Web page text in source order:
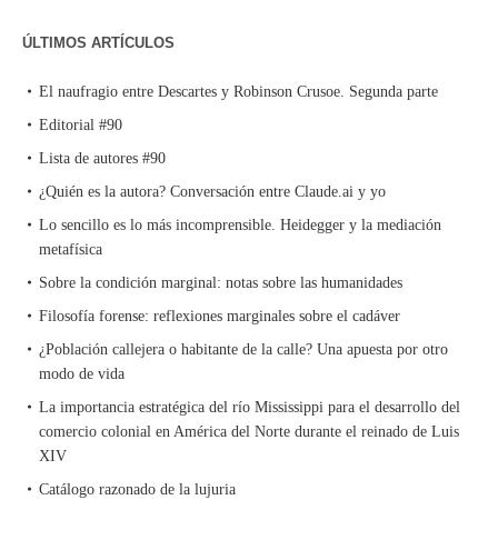
ÚLTIMOS ARTÍCULOS
El naufragio entre Descartes y Robinson Crusoe. Segunda parte
Editorial #90
Lista de autores #90
¿Quién es la autora? Conversación entre Claude.ai y yo
Lo sencillo es lo más incomprensible. Heidegger y la mediación
metafísica
Sobre la condición marginal: notas sobre las humanidades
Filosofía forense: reflexiones marginales sobre el cadáver
¿Población callejera o habitante de la calle? Una apuesta por otro
modo de vida
La importancia estratégica del río Mississippi para el desarrollo del
comercio colonial en América del Norte durante el reinado de Luis
XIV
Catálogo razonado de la lujuria